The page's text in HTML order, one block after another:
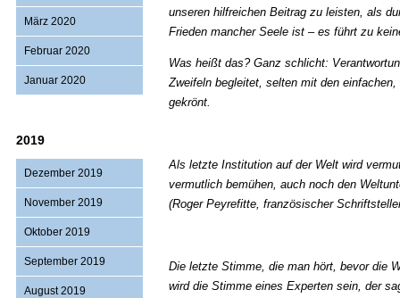
März 2020
Februar 2020
Januar 2020
2019
Dezember 2019
November 2019
Oktober 2019
September 2019
August 2019
unseren hilfreichen Beitrag zu leisten, als
Frieden mancher Seele ist – es führt zu
Was heißt das? Ganz schlicht:
Zweifeln begleitet, selten mit den
gekrönt.
Als letzte Institution auf der Welt wird
vermutlich bemühen, auch noch den
(Roger Peyrefitte, französischer
Die letzte Stimme, die man hört, bevor die
wird die Stimme eines Experten sein, der